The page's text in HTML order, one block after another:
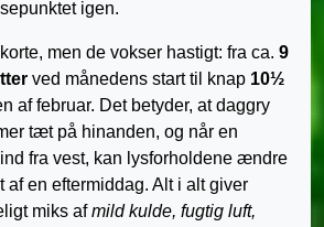
igen.
men de vokser hastigt: fra ca. 9
ved månedens start til knap 10½
af februar. Det betyder, at daggry
tæt på hinanden, og når en
fra vest, kan lysforholdene ændre
af en eftermiddag. Alt i alt giver
miks afmild kulde, fugtig luft,